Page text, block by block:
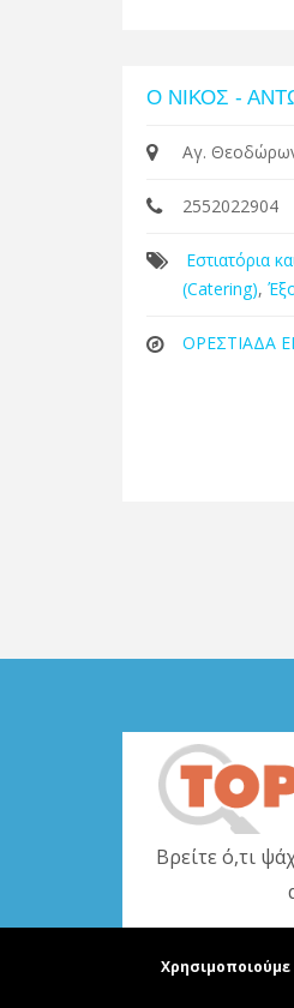
Ο ΝΙΚΟΣ -
Αγ.
2552022904
Εστιατόρια
(Catering),
ΟΡΕΣΤΙΑΔΑ
Βρείτε ό,τι